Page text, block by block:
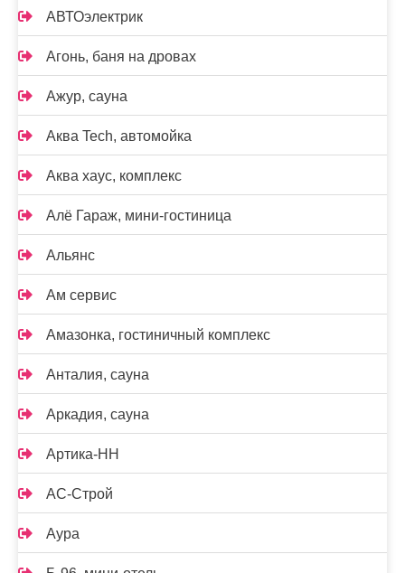
АВТОэлектрик
Агонь, баня на дровах
Ажур, сауна
Аква Tech, автомойка
Аква хаус, комплекс
Алё Гараж, мини-гостиница
Альянс
Ам сервис
Амазонка, гостиничный комплекс
Анталия, сауна
Аркадия, сауна
Артика-НН
АС-Строй
Аура